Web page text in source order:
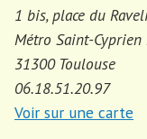
1 bis, place du
Métro Saint-Cyprien
31300 Toulouse
06.18.51.20.97
Voir sur une carte